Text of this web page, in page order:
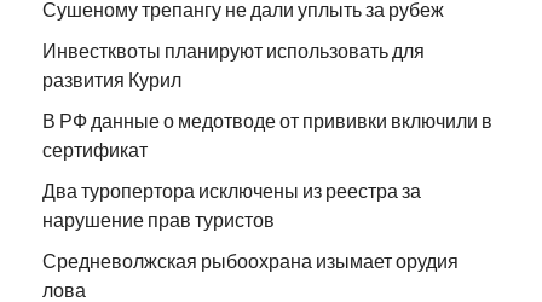
Сушеному трепангу не дали уплыть за рубеж
Инвестквоты планируют использовать для
развития Курил
В РФ данные о медотводе от прививки включили в
сертификат
Два туропертора исключены из реестра за
нарушение прав туристов
Средневолжская рыбоохрана изымает орудия
лова